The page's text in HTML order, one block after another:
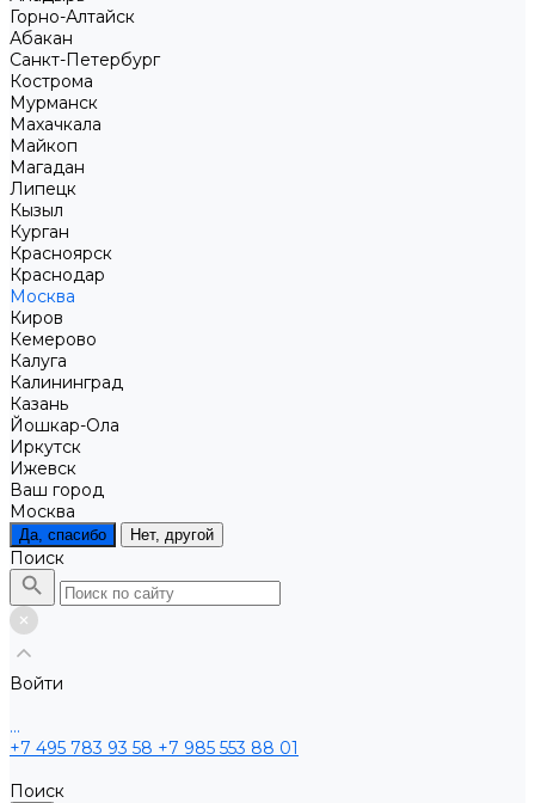
Горно-Алтайск
Абакан
Санкт-Петербург
Кострома
Мурманск
Махачкала
Майкоп
Магадан
Липецк
Кызыл
Курган
Красноярск
Краснодар
Москва
Киров
Кемерово
Калуга
Калининград
Казань
Йошкар-Ола
Иркутск
Ижевск
Ваш город
Москва
Да, спасибо Нет, другой
Поиск
Войти
...
+7 495 783 93 58 +7 985 553 88 01
Поиск